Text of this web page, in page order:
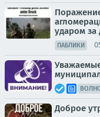
ударом за
ПАБЛИКИ
Доброе